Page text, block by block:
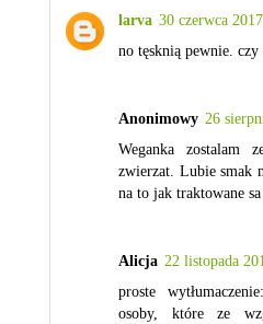
larva 30 czerwca
no tęsknią pewnie.
Anonimowy 26
Weganka zostalam
zwierzat. Lubie smak
na to jak traktowane
Alicja 22 listopada
proste
osoby, które ze